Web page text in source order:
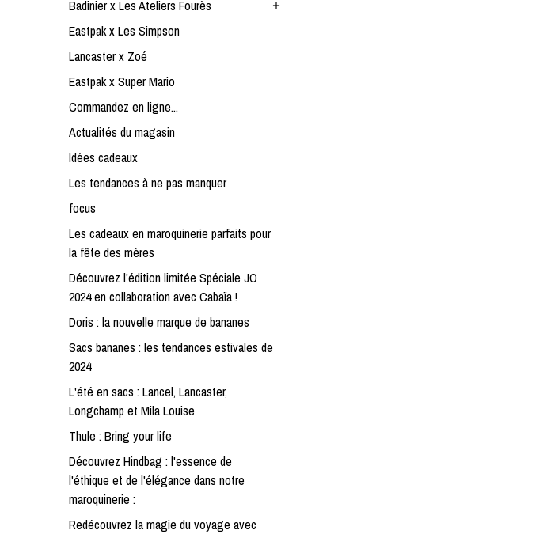
Badinier x Les Ateliers Fourès add
Eastpak x Les Simpson
Lancaster x Zoé
Eastpak x Super Mario
Commandez en ligne...
Actualités du magasin
Idées cadeaux
Les tendances à ne pas manquer
focus
Les cadeaux en maroquinerie parfaits pour
la fête des mères
Découvrez l'édition limitée Spéciale JO
2024 en collaboration avec Cabaïa !
Doris : la nouvelle marque de bananes
Sacs bananes : les tendances estivales de
2024
L'été en sacs : Lancel, Lancaster,
Longchamp et Mila Louise
Thule : Bring your life
Découvrez Hindbag : l'essence de
l'éthique et de l'élégance dans notre
maroquinerie :
Redécouvrez la magie du voyage avec